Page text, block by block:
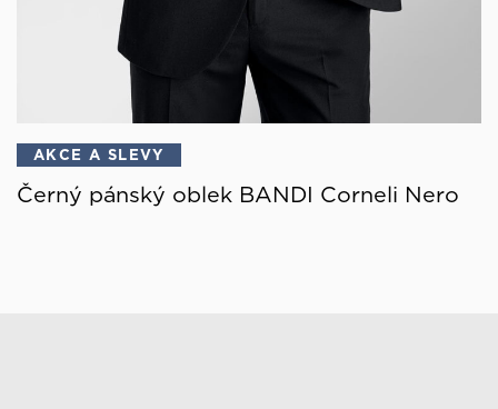
AKCE A SLEVY
Černý pánský oblek BANDI Corneli Nero